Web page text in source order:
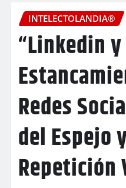
INTELECTOLANDIA®
“Linkedin
Redes
del Espejo